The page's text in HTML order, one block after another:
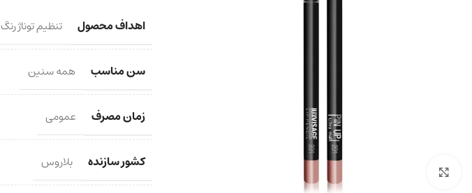
اهداف محصول تنظیم توناژ رنگ
سن مناسب همه سنین
زمان مصرف عمومی
کشور سازنده بلاروس